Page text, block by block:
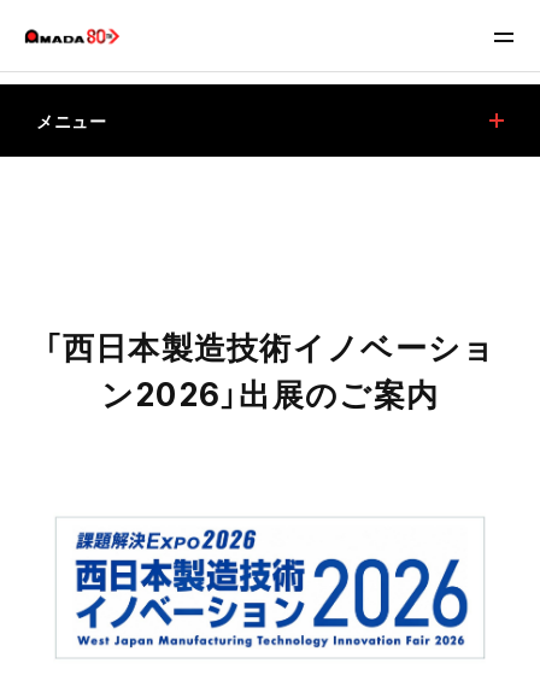
メニュー
お問い合わせ
アマダ九州サテライトセンターのご案内
「西日本製造技術イノベーショ
ン2026」出展のご案内